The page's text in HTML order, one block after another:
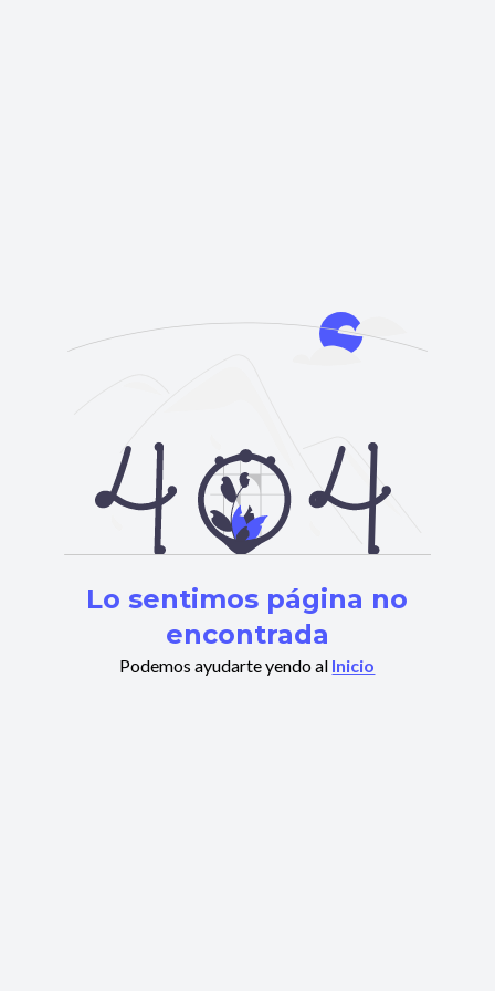
Lo sentimos página no
encontrada
Podemos ayudarte yendo al Inicio